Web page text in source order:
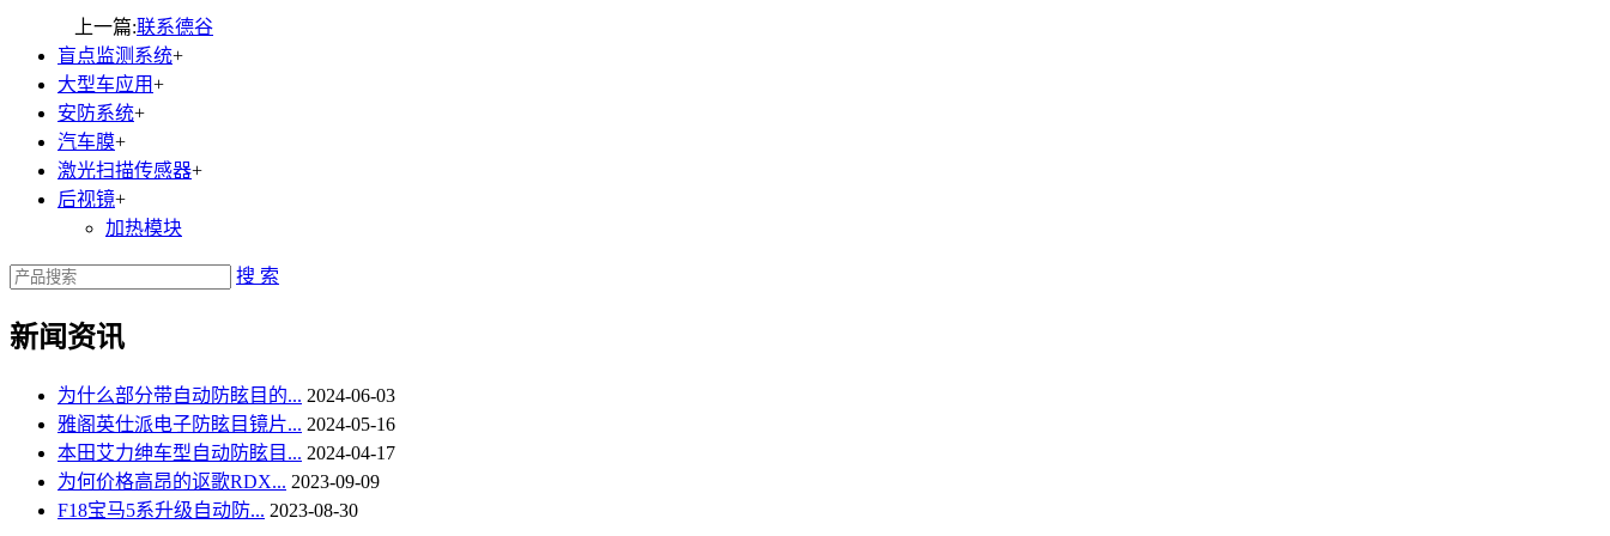
上一篇:联系德谷
盲点监测系统+
大型车应用+
安防系统+
汽车膜+
激光扫描传感器+
后视镜+
加热模块
搜 索
新闻资讯
为什么部分带自动防眩目的... 2024-06-03
雅阁英仕派电子防眩目镜片... 2024-05-16
本田艾力绅车型自动防眩目... 2024-04-17
为何价格高昂的讴歌RDX... 2023-09-09
F18宝马5系升级自动防... 2023-08-30